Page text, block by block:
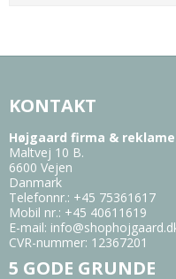
KONTAKT
Højgaard firma &
Maltvej 10 B.
6600 Vejen
Danmark
Telefonnr.: +45 75361617
Mobil nr.: +45 40611619
E-mail:
CVR-nummer: 12367201
5 GODE GRUNDE